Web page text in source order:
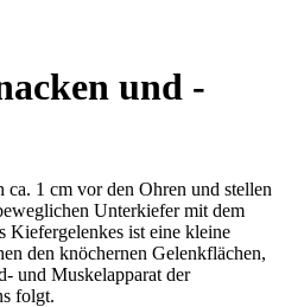
und -
1 cm vor den Ohren und stellen
Unterkiefer mit dem
Kiefergelenkes ist eine kleine
den knöchernen Gelenkflächen,
und Muskelapparat der
folgt.